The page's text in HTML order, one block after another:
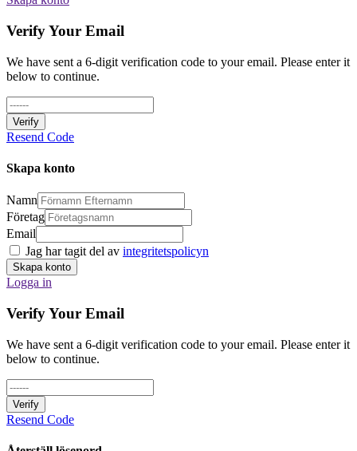
Verify Your Email
We have sent a 6-digit verification code to your email. Please enter it
below to continue.
Verify
Resend Code
Skapa konto
Namn
Företag
Email
Jag har tagit del av integritetspolicyn
Skapa konto
Logga in
Verify Your Email
We have sent a 6-digit verification code to your email. Please enter it
below to continue.
Verify
Resend Code